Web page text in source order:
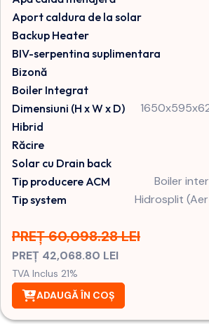
Aport caldura de la solar
Backup Heater
BIV-serpentina suplimentara
Bizonă
Boiler Integrat
Dimensiuni (H x W x D)
Hibrid
Răcire
Solar cu Drain back
Tip producere ACM Boiler
Tip system Hidrosplit
PREȚ 60,098.28 LEI
PREȚ 42,068.80 LEI
TVA Inclus 21%
ADAUGĂ ÎN COȘ